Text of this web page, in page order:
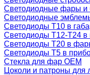
Светодиодные фары и
Светодиодные
Светодиоды T10 в
Светодиоды T12-T24
Светодиоды T20 в
Светодиоды T5 в
Стекла для фар OEM
Цоколи и патроны для